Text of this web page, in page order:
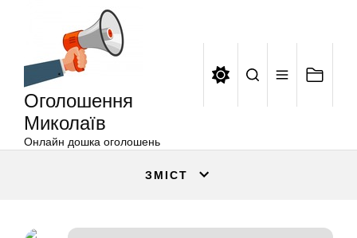
Оголошення
Миколаїв
Онлайн дошка оголошень
ЗМІСТ